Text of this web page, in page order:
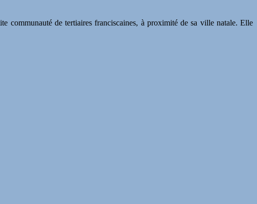
communauté de tertiaires franciscaines, à proximité de sa ville natale. Elle